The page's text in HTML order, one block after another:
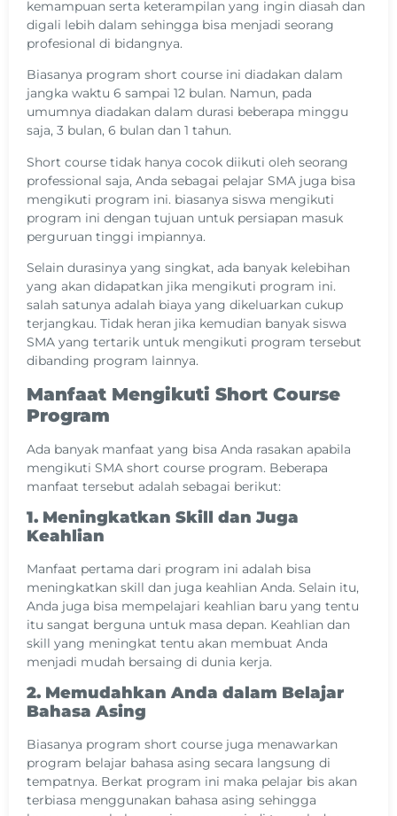
kemampuan serta keterampilan yang ingin diasah dan
digali lebih dalam sehingga bisa menjadi seorang
profesional di bidangnya.
Biasanya program short course ini diadakan dalam
jangka waktu 6 sampai 12 bulan. Namun, pada
umumnya diadakan dalam durasi beberapa minggu
saja, 3 bulan, 6 bulan dan 1 tahun.
Short course tidak hanya cocok diikuti oleh seorang
professional saja, Anda sebagai pelajar SMA juga bisa
mengikuti program ini. biasanya siswa mengikuti
program ini dengan tujuan untuk persiapan masuk
perguruan tinggi impiannya.
Selain durasinya yang singkat, ada banyak kelebihan
yang akan didapatkan jika mengikuti program ini.
salah satunya adalah biaya yang dikeluarkan cukup
terjangkau. Tidak heran jika kemudian banyak siswa
SMA yang tertarik untuk mengikuti program tersebut
dibanding program lainnya.
Manfaat Mengikuti Short Course
Program
Ada banyak manfaat yang bisa Anda rasakan apabila
mengikuti SMA short course program. Beberapa
manfaat tersebut adalah sebagai berikut:
1. Meningkatkan Skill dan Juga
Keahlian
Manfaat pertama dari program ini adalah bisa
meningkatkan skill dan juga keahlian Anda. Selain itu,
Anda juga bisa mempelajari keahlian baru yang tentu
itu sangat berguna untuk masa depan. Keahlian dan
skill yang meningkat tentu akan membuat Anda
menjadi mudah bersaing di dunia kerja.
2. Memudahkan Anda dalam Belajar
Bahasa Asing
Biasanya program short course juga menawarkan
program belajar bahasa asing secara langsung di
tempatnya. Berkat program ini maka pelajar bis akan
terbiasa menggunakan bahasa asing sehingga